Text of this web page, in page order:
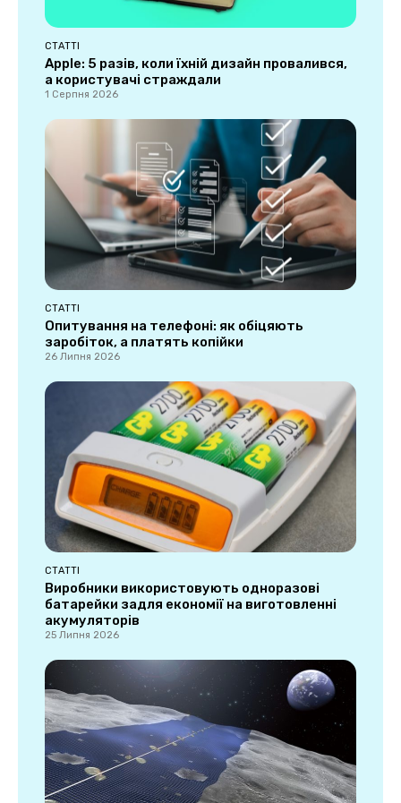
СТАТТІ
Apple: 5 разів, коли їхній дизайн провалився,
а користувачі страждали
1 Серпня 2026
СТАТТІ
Опитування на телефоні: як обіцяють
заробіток, а платять копійки
26 Липня 2026
СТАТТІ
Виробники використовують одноразові
батарейки задля економії на виготовленні
акумуляторів
25 Липня 2026